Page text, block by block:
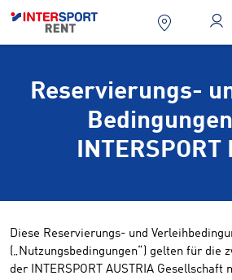
Reservierungs-
INTERSPORT
Diese Reservierungs- und
(„Nutzungsbedingungen“) gelten für die
der INTERSPORT AUSTRIA Gesellschaft